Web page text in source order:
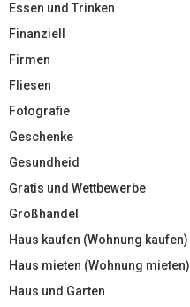
Essen und Trinken
Finanziell
Firmen
Fliesen
Fotografie
Geschenke
Gesundheid
Gratis und Wettbewerbe
Großhandel
Haus kaufen (Wohnung kaufen)
Haus mieten (Wohnung mieten)
Haus und Garten